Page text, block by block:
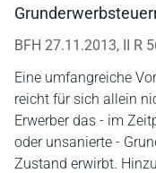
BFH 27.11.2013, II R
Eine umfangreiche
reicht für sich allein
Erwerber das - im
oder unsanierte -
Zustand erwirbt.